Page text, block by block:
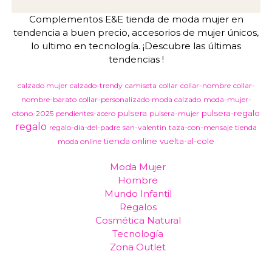
Complementos E&E tienda de moda mujer en
tendencia a buen precio, accesorios de mujer únicos,
lo ultimo en tecnología. ¡Descubre las últimas
tendencias !
calzado mujer calzado-trendy camiseta collar collar-nombre collar-
nombre-barato collar-personalizado moda calzado moda-mujer-
otono-2025 pendientes-acero pulsera pulsera-mujer pulsera-regalo
regalo regalo-dia-del-padre san-valentin taza-con-mensaje tienda
moda online tienda online vuelta-al-cole
Moda Mujer
Hombre
Mundo Infantil
Regalos
Cosmética Natural
Tecnología
Zona Outlet